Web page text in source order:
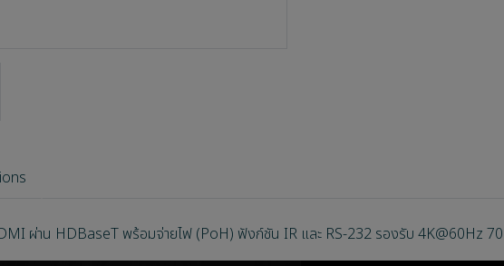
ผ่าน HDBaseT พร้อมจ่ายไฟ (PoH) ฟังก์ชัน IR และ RS-232 รองรับ 4K@60Hz 70